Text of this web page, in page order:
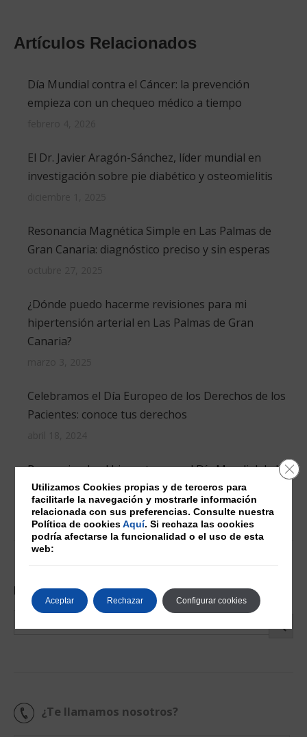
Artículos Relacionados
Día Mundial contra el Cáncer: la prevención
empieza con un chequeo médico a tiempo
El Dr. Javier Aragón-Sánchez, líder mundial en
investigación sobre pie diabético y osteomielitis
Resonancia Magnética Simple en Las Palmas de
Gran Canaria: diagnóstico preciso y sin esperas
¿Dónde puedo hacerme revisiones para mi
hipertensión arterial en Las Palmas de Gran
Canaria?
Celebramos el Día Europeo de los Derechos de los
Pacientes: conoce tus derechos
Promoviendo el bienestar por el Día Mundial de la
Salud
abril 7, 2024
Buscar entradas
Buscar:
¿Te llamamos nosotros?
Utilizamos Cookies propias y de terceros para
facilitarle la navegación y mostrarle información
relacionada con sus preferencias. Consulte nuestra
Política de cookiesAquí. Si rechaza las cookies
podría afectarse la funcionalidad o el uso de esta
web:
Aceptar Rechazar Configurar cookies